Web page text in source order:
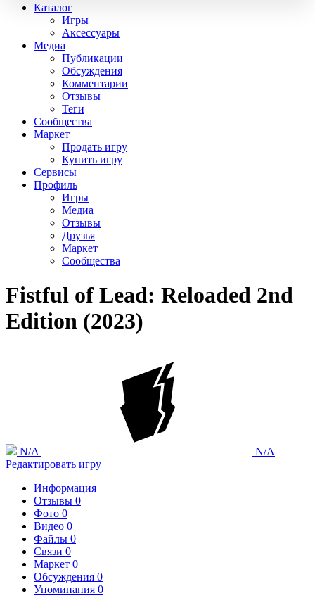
Каталог
Игры
Аксессуары
Медиа
Публикации
Обсуждения
Комментарии
Отзывы
Теги
Сообщества
Маркет
Продать игру
Купить игру
Сервисы
Профиль
Игры
Медиа
Отзывы
Друзья
Маркет
Сообщества
Fistful of Lead: Reloaded 2nd
Edition (2023)
N/A
N/A
Редактировать игру
Информация
Отзывы 0
Фото 0
Видео 0
Файлы 0
Связи 0
Маркет 0
Обсуждения 0
Упоминания 0